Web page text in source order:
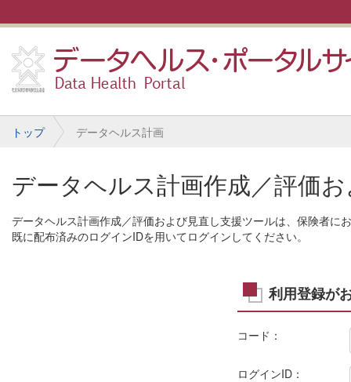
トップ データヘルス計画
データヘルス計画作成／評価
データヘルス計画作成／評価および見直し支援ツールは、保険者
既に配布済みのログインIDを用いてログインしてください。
利用登録が
コード：
ログインID：